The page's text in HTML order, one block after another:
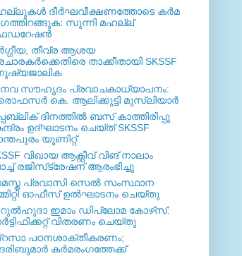
ദീര്‍ഘവീക്ഷണത്തോടെ കര്‍മ
സുന്നി മഹല്ല്
തീവ്ര ആശയ
താക്കീതായി SKSSF
സൗഹൃദം പ്രവാചകാധ്യാപനം:
കെ. ആലിക്കുട്ടി മുസ്ലിയാർ
ദിനത്തില്‍ ബസ് കാത്തിരിപ്പു
ഉദ്ഘാടനം ചെയ്ത്‌ SKSSF
യൂണിറ്റ്
വിഖായ ആക്റ്റീവ് വിങ് നാലാം
രജിസ്‌ട്രേഷന് ആരംഭിച്ചു
പ്രവാസി സെല്‍ സംസ്ഥാന
ഓഫീസ് ഉല്‍ഘാടനം ചെയ്തു
ഇമാം ഡിപ്ലോമ കോഴ്‌സ്:
വിതരണം ചെയ്തു
പഠനശാക്തീകരണം;
കര്‍മരംഗത്തേക്ക്